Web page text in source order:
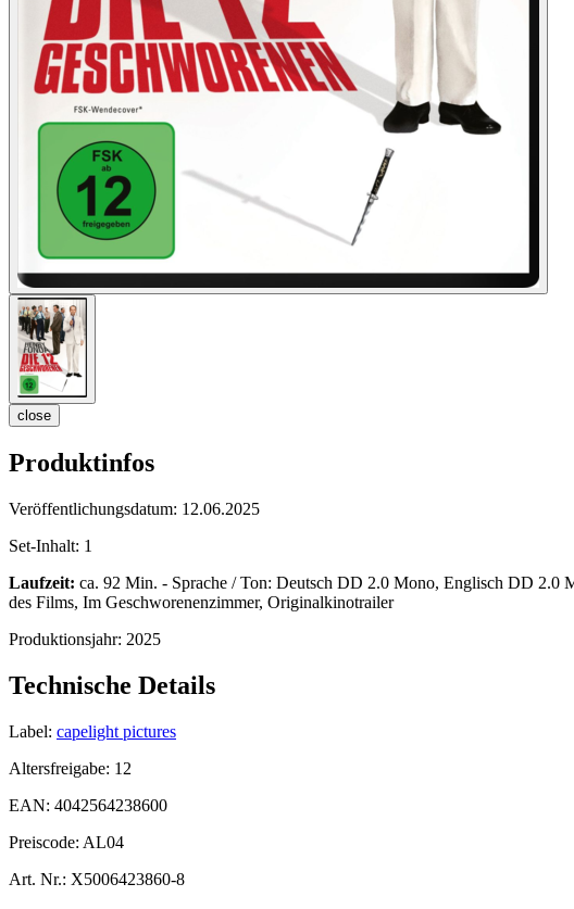
close
Produktinfos
Veröffentlichungsdatum: 12.06.2025
Set-Inhalt: 1
Laufzeit: ca. 92 Min. - Sprache / Ton: Deutsch DD 2.0 Mono, Englisch DD 2.0
des Films, Im Geschworenenzimmer, Originalkinotrailer
Produktionsjahr: 2025
Technische Details
Label: capelight pictures
Altersfreigabe: 12
EAN: 4042564238600
Preiscode: AL04
Art. Nr.: X5006423860-8